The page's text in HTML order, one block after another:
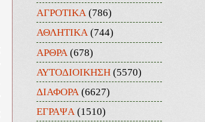
ΑΓΡΟΤΙΚΑ (786)
ΑΘΛΗΤΙΚΑ (744)
ΑΡΘΡΑ (678)
ΑΥΤΟΔΙΟΙΚΗΣΗ (5570)
ΔΙΑΦΟΡΑ (6627)
ΕΓΡΑΨΑ (1510)